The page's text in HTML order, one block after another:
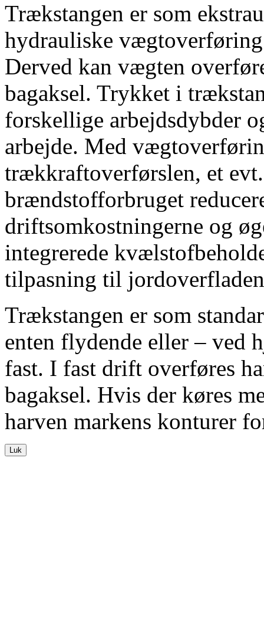
Trækstangen er som
hydrauliske
Derved kan vægten
bagaksel. Trykket i
forskellige arbejdsdybder
arbejde. Med
trækkraftoverførslen, et
brændstofforbruget
driftsomkostningerne og
integrerede
tilpasning til
Trækstangen er som
enten flydende eller – ved
fast. I fast drift overføres
bagaksel. Hvis der køres
harven markens konturer
Luk